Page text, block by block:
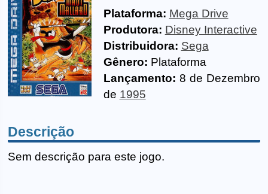
Plataforma: Mega Drive
Produtora: Disney Interactive
Distribuidora: Sega
Gênero: Plataforma
Lançamento: 8 de Dezembro
de 1995
Descrição
Sem descrição para este jogo.